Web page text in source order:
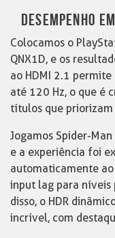
DESEMPENHO
Colocamos o
QNX1D, e os
ao HDMI 2.1
até 120 Hz, o que é
títulos que priorizam
Jogamos Spider-
e a experiência foi
automaticamente
input lag para
disso, o HDR
incrível, com